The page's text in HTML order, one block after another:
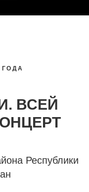
ГОДА
ВСЕЙ
Республики